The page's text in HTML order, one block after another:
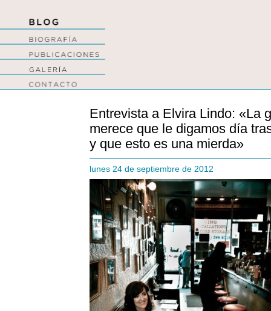
Entrevista a Elvira Lindo: «La
merece que le digamos día
y que esto es una mierda»
lunes 24 de septiembre de 2012